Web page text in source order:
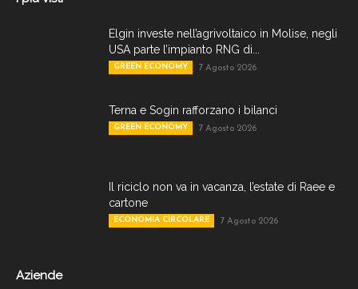
Elgin investe nell’agrivoltaico in Molise, negli
USA parte l’impianto RNG di...
GREEN ECONOMY 7 Agosto 2026
Terna e Sogin rafforzano i bilanci
GREEN ECONOMY 7 Agosto 2026
Il riciclo non va in vacanza, l’estate di Raee e
cartone
ECONOMIA CIRCOLARE 7 Agosto 2026
Aziende